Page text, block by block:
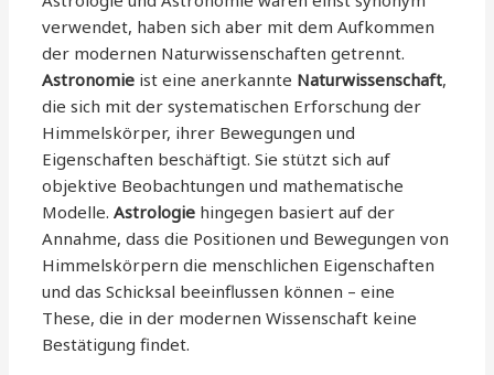
verwendet, haben sich aber mit dem Aufkommen
der modernen Naturwissenschaften getrennt.
Astronomie ist eine anerkannte Naturwissenschaft,
die sich mit der systematischen Erforschung der
Himmelskörper, ihrer Bewegungen und
Eigenschaften beschäftigt. Sie stützt sich auf
objektive Beobachtungen und mathematische
Modelle.Astrologie hingegen basiert auf der
Annahme, dass die Positionen und Bewegungen von
Himmelskörpern die menschlichen Eigenschaften
und das Schicksal beeinflussen können – eine
These, die in der modernen Wissenschaft keine
Bestätigung findet.